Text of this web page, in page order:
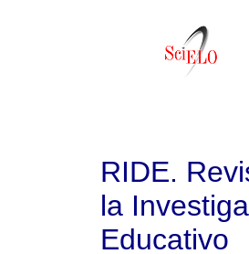
RIDE.
la
Educativo